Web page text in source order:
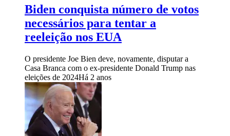
Biden conquista número de votos
necessários para tentar a
reeleição nos EUA
O presidente Joe Bien deve, novamente, disputar a
Casa Branca com o ex-presidente Donald Trump nas
eleições de 2024Há 2 anos